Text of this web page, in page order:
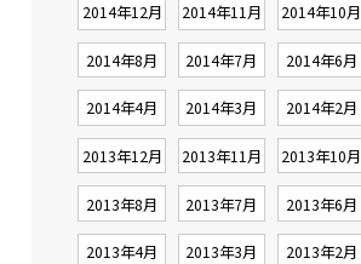
2014年12月 2014年11月 2014年10月
2014年8月 2014年7月 2014年6月
2014年4月 2014年3月 2014年2月
2013年12月 2013年11月 2013年10月
2013年8月 2013年7月 2013年6月
2013年4月 2013年3月 2013年2月